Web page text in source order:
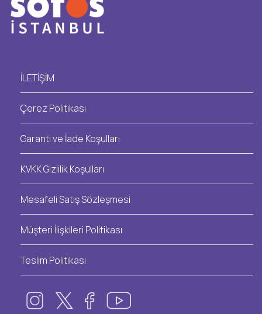
İLETİŞİM
Çerez Politikası
Garanti ve İade Koşulları
KVKK Gizlilik Koşulları
Mesafeli Satış Sözleşmesi
Müşteri İlişkileri Politikası
Teslim Politikası